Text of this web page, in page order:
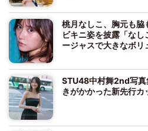
桃月なしこ、胸元も脇
ビキニ姿を披露「な
ージャスで大きなボリ
STU48中村舞2nd写真
きがかかった新先行カ